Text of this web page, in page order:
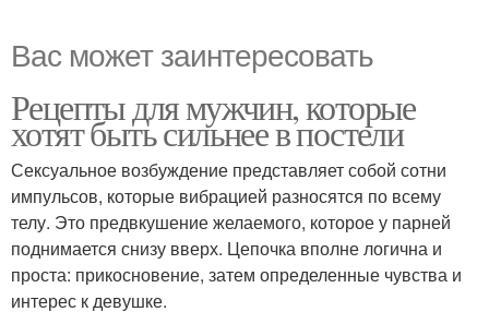
Вас может заинтересовать
Рецепты для мужчин, которые
хотят быть сильнее в постели
Сексуальное возбуждение представляет собой сотни
импульсов, которые вибрацией разносятся по всему
телу. Это предвкушение желаемого, которое у парней
поднимается снизу вверх. Цепочка вполне логична и
проста: прикосновение, затем определенные чувства и
интерес к девушке.